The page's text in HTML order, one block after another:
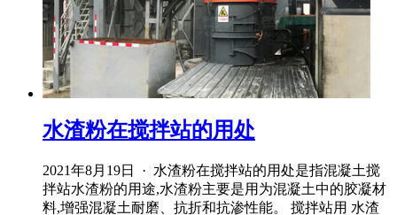
水渣粉在搅拌站的用处
2021年8月19日 · 水渣粉在搅拌站的用处是指混凝土搅
拌站水渣粉的用途,水渣粉主要是用为混凝土中的胶凝材
料,增强混凝土耐磨、抗折和抗渗性能。 搅拌站用 水渣